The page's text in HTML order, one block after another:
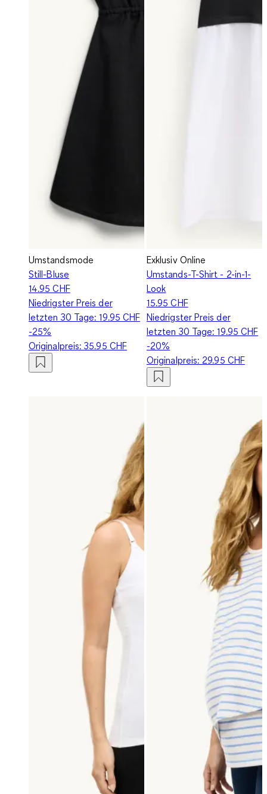
Umstandsmode
Still-Bluse
14.95 CHF
Niedrigster Preis der
letzten 30 Tage:19.95 CHF
-25%
Originalpreis:35.95 CHF
Exklusiv Online
Umstands-T-Shirt - 2-in-1-
Look
15.95 CHF
Niedrigster Preis der
letzten 30 Tage:19.95 CHF
-20%
Originalpreis: 29.95 CHF